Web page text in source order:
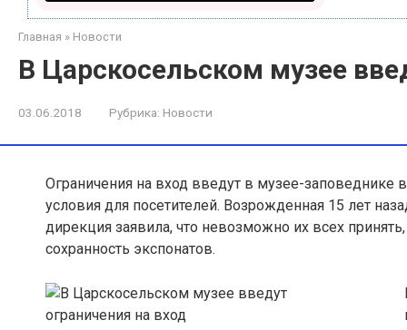
Главная » Новости
В Царскосельском музее
03.06.2018 Рубрика: Новости
Ограничения на вход введут в музее-заповеднике
условия для посетителей. Возрожденная 15 лет
дирекция заявила, что невозможно их всех
сохранность экспонатов.